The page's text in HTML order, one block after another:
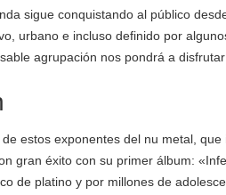
sigue conquistando al público
urbano e incluso definido por
agrupación nos pondrá a disfrutar
estos exponentes del nu metal, que
gran éxito con su primer álbum:
de platino y por millones de